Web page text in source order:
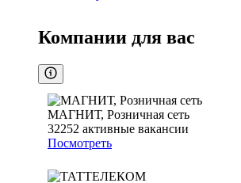
Компании для вас
МАГНИТ, Розничная сеть
32252 активные вакансии
Посмотреть